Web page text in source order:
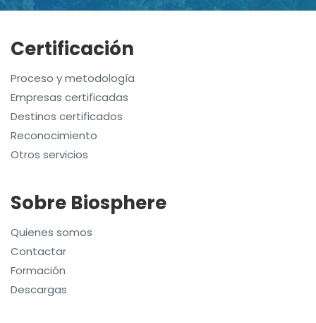
Certificación
Proceso y metodología
Empresas certificadas
Destinos certificados
Reconocimiento
Otros servicios
Sobre Biosphere
Quienes somos
Contactar
Formación
Descargas